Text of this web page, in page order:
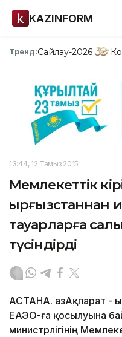
KAZINFORM
Тренд:Сайлау-2026
13:44, 12 Тамыз 2015
Мемлекеттік
Қырғызстаннан
тауарларға
түсіндірді
АСТАНА. ҚазАқпарат -
ЕАЭО-ға қосылуына
министрлігінің